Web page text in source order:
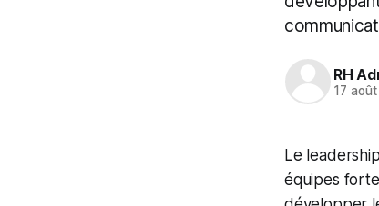
RH
17
Le
équipes